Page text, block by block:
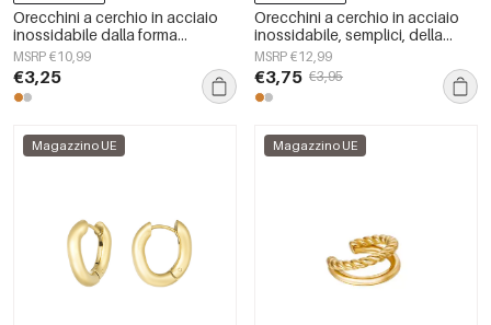
Orecchini a cerchio in acciaio
inossidabile dalla forma
geometrica, casual e semplici,
della serie da donna.
MSRP €10,99
€3,25
Orecchini a cerchio in acciaio
inossidabile, semplici, della
serie Daily Simple, gioielli da
donna
MSRP €12,99
€3,75 €3,95
Magazzino UE Magazzino UE